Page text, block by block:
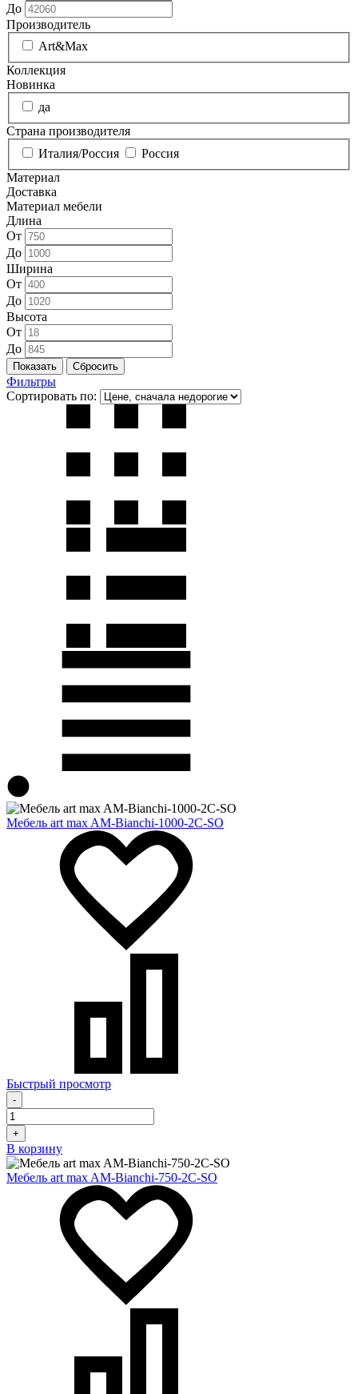
До
Производитель
Art&Max
Коллекция
Новинка
да
Страна производителя
Италия/Россия
Россия
Материал
Доставка
Материал мебели
Длина
От
До
Ширина
От
До
Высота
От
До
Фильтры
Сортировать по:
Мебель art max AM-Bianchi-1000-2C-SO
Быстрый просмотр
-
+
В корзину
Мебель art max AM-Bianchi-750-2C-SO